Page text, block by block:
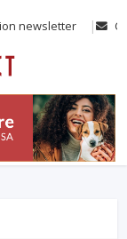
newsletter